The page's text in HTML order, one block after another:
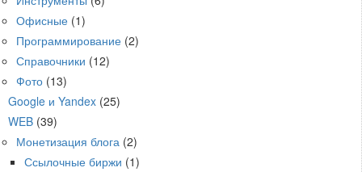
Офисные (1)
Программирование (2)
Справочники (12)
Фото (13)
Google и Yandex (25)
WEB (39)
Монетизация блога (2)
Ссылочные биржи (1)